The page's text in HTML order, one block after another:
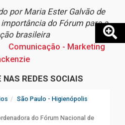
por Maria Ester Galvão de
do Fórum para a
brasileira
Comunicação - Marketing
NAS REDES SOCIAIS
São Paulo - Higienópolis
do Fórum Nacional de